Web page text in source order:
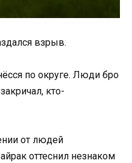
взрыв.
по округе. Люди бро
закричал, кто-
от людей
оттеснил незнаком